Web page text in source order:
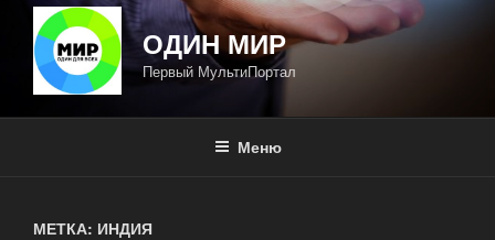
ОДИН МИР
Первый МультиПортал
Меню
МЕТКА: ИНДИЯ